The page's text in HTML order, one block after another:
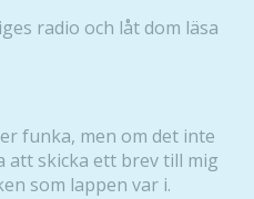
radio och låt dom läsa
funka, men om det inte
att skicka ett brev till mig
som lappen var i.